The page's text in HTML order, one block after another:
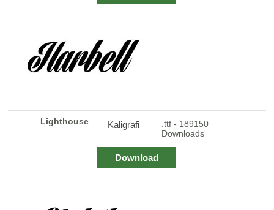
Lighthouse Kaligrafi
.ttf - 189150
Downloads
Download